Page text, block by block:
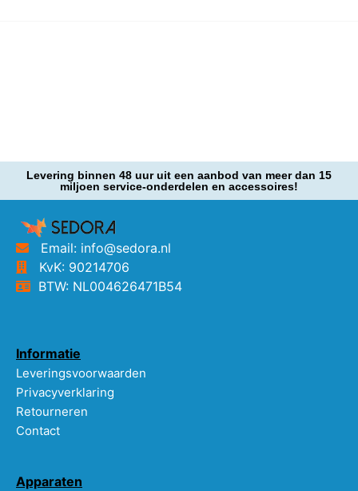
Levering binnen 48 uur uit een aanbod van meer dan 15
miljoen service-onderdelen en accessoires!
Email: info@sedora.nl
KvK: 90214706
BTW: NL004626471B54
Informatie
Leveringsvoorwaarden
Privacyverklaring
Retourneren
Contact
Apparaten